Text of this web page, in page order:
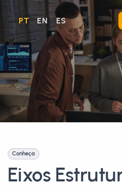
PT EN ES
Conheça
Eixos